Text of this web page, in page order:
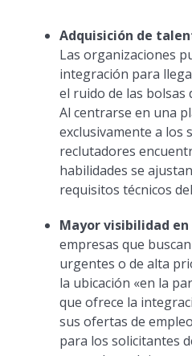
Adquisición de
Las organizaciones
integración para
el ruido de las
Al centrarse en una
exclusivamente a los
reclutadores
habilidades se
requisitos técnicos
Mayor visibilidad en
empresas que
urgentes o de alta
la ubicación «en la
que ofrece la
sus ofertas de
para los solicitantes